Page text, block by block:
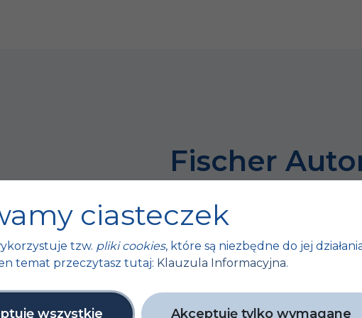
Fischer
bo sukces
tych małych…
ciasteczek
tzw. pliki cookies, które są niezbędne do jej
temat przeczytasz tutaj: Klauzula Informacyjna.
wszystkie Akceptuję tylko wymagane